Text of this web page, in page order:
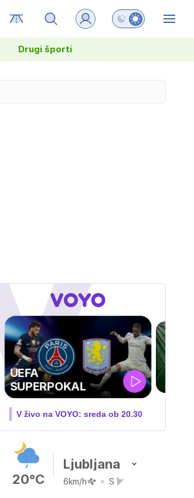
Preklopi barvni
Drugi športi
ZUFFA BOXING 10
V živo na VOYO: sobota ob
20°C
Ljubljana
6km/h S